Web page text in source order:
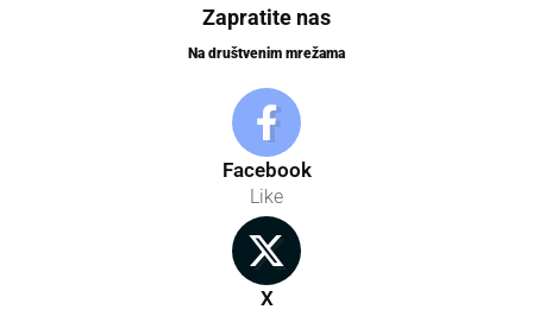
Zapratite nas
Na društvenim mrežama
Facebook
Like
X